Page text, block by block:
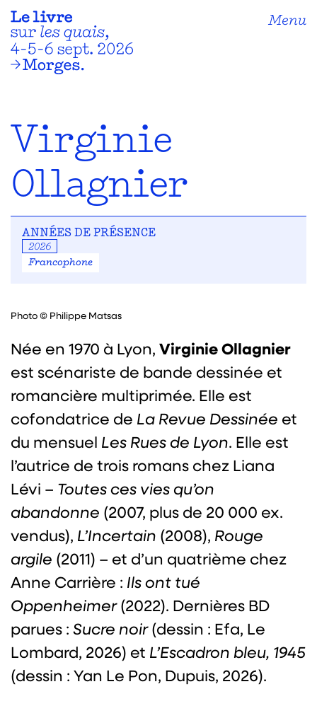
Menu
Virginie
Ollagnier
ANNÉES DE PRÉSENCE
2026
Francophone
Photo © Philippe Matsas
Née en 1970 à Lyon, Virginie Ollagnier
est scénariste de bande dessinée et
romancière multiprimée. Elle est
cofondatrice de La Revue Dessinée et
du mensuel Les Rues de Lyon. Elle est
l’autrice de trois romans chez Liana
Lévi – Toutes ces vies qu’on
abandonne (2007, plus de 20 000 ex.
vendus), L’Incertain (2008), Rouge
argile (2011) – et d’un quatrième chez
Anne Carrière : Ils ont tué
Oppenheimer(2022). Dernières BD
parues : Sucre noir(dessin : Efa, Le
Lombard, 2026) et L’Escadron bleu, 1945
(dessin : Yan Le Pon, Dupuis, 2026).